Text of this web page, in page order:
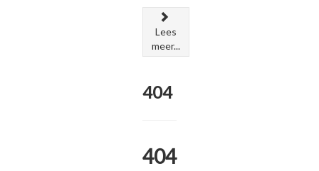
Lees
meer...
404
404